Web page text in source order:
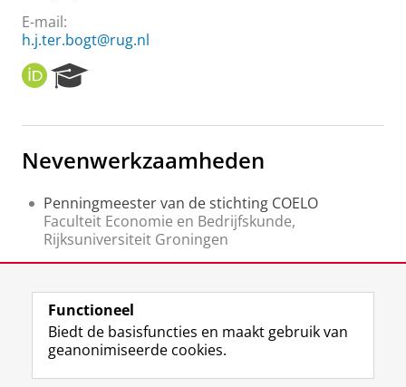
E-mail:
h.j.ter.bogt@rug.nl
O
R
I
e
r
h
P
o
a
l
Nevenwerkzaamheden
Penningmeester van de stichting COELO
Faculteit Economie en Bedrijfskunde,
Rijksuniversiteit Groningen
Extern lid
Research, Queen¿s University, Belfast, Groot-
Brittannië
Volg de RUG F L R I Y
Functioneel
Biedt de basisfuncties en maakt gebruik van
geanonimiseerde cookies.